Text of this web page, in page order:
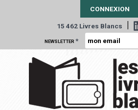
CONNEXION
15 462 Livres Blancs |
NEWSLETTER *